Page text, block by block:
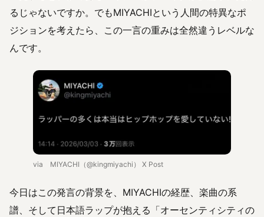
るじゃないですか。でもMIYACHIという人間の特異なポ
ジションを考えたら、この一言の重みは全然違うレベルな
んです。
via MIYACHI（@kingmiyachi） X Post
今日はこの発言の背景を、MIYACHIの経歴、楽曲の系
譜、そして日本語ラップが抱える「オーセンティシティの